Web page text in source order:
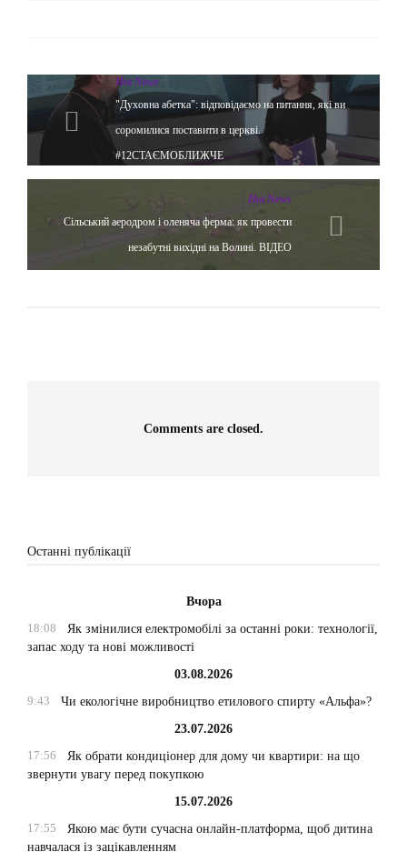
Hot News
"Духовна абетка": відповідаємо на питання, які ви
соромилися поставити в церкві.
#12СТАЄМОБЛИЖЧЕ
Hot News
Сільський аеродром і оленяча ферма: як провести
незабутні вихідні на Волині. ВІДЕО
Comments are closed.
Останні публікації
Вчора
18:08
Як змінилися електромобілі за останні роки: технології,
запас ходу та нові можливості
03.08.2026
9:43
Чи екологічне виробництво етилового спирту «Альфа»?
23.07.2026
17:56
Як обрати кондиціонер для дому чи квартири: на що
звернути увагу перед покупкою
15.07.2026
17:55
Якою має бути сучасна онлайн-платформа, щоб дитина
навчалася із зацікавленням